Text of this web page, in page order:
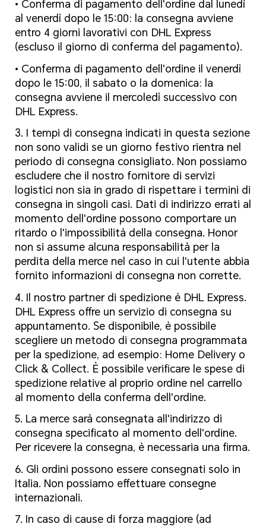
• Conferma di pagamento dell'ordine dal lunedì
al venerdì dopo le 15:00: la consegna avviene
entro 4 giorni lavorativi con DHL Express
(escluso il giorno di conferma del pagamento).
• Conferma di pagamento dell'ordine il venerdì
dopo le 15:00, il sabato o la domenica: la
consegna avviene il mercoledì successivo con
DHL Express.
3. I tempi di consegna indicati in questa sezione
non sono validi se un giorno festivo rientra nel
periodo di consegna consigliato. Non possiamo
escludere che il nostro fornitore di servizi
logistici non sia in grado di rispettare i termini di
consegna in singoli casi. Dati di indirizzo errati al
momento dell'ordine possono comportare un
ritardo o l'impossibilità della consegna. Honor
non si assume alcuna responsabilità per la
perdita della merce nel caso in cui l'utente abbia
fornito informazioni di consegna non corrette.
4. Il nostro partner di spedizione è DHL Express.
DHL Express offre un servizio di consegna su
appuntamento. Se disponibile, è possibile
scegliere un metodo di consegna programmata
per la spedizione, ad esempio: Home Delivery o
Click & Collect. È possibile verificare le spese di
spedizione relative al proprio ordine nel carrello
al momento della conferma dell'ordine.
5. La merce sarà consegnata all'indirizzo di
consegna specificato al momento dell'ordine.
Per ricevere la consegna, è necessaria una firma.
6. Gli ordini possono essere consegnati solo in
Italia. Non possiamo effettuare consegne
internazionali.
7. In caso di cause di forza maggiore (ad